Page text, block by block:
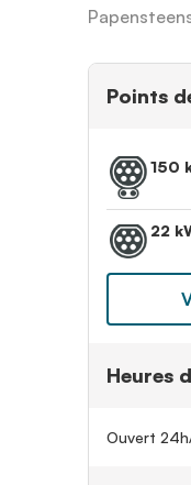
Points
150
22
Heures
Ouvert